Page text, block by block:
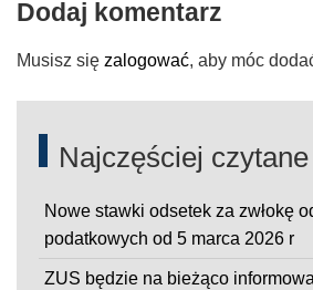
Dodaj komentarz
Musisz się zalogować, aby móc
Najczęściej czytane
Nowe stawki odsetek za zwłokę
podatkowych od 5 marca 2026 r
ZUS będzie na bieżąco